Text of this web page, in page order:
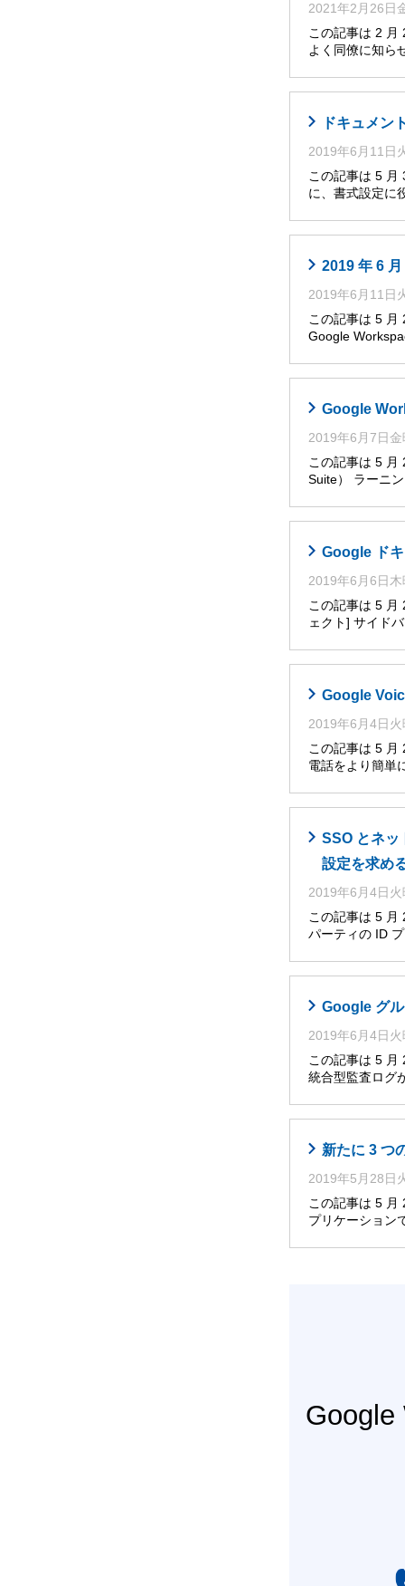
2021年2月26日
この記事は 2
よく同僚に知ら
ドキュメン
2019年6月11日
この記事は 5 月
に、書式設定に
2019 年 6
2019年6月11日
この記事は 5 月
Google
Google
2019年6月7日金
この記事は 5 月
Suite） ラーニ
Google ド
2019年6月6日木
この記事は 5 月
ェクト] サイド
Google
2019年6月4日火
この記事は 5 月
電話をより簡単
SSO とネッ
設定を求め
2019年6月4日火
この記事は 5 月
パーティの ID
Google グ
2019年6月4日火
この記事は 5 月
統合型監査ログ
新たに 3 つ
2019年5月28日
この記事は 5 月
プリケーション
Google